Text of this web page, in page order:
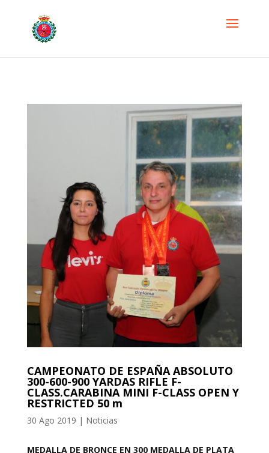
CAMPEONATO DE ESPAÑA ABSOLUTO
300-600-900 YARDAS RIFLE F-
CLASS.CARABINA MINI F-CLASS OPEN Y
RESTRICTED 50 m
30 Ago 2019 | Noticias
MEDALLA DE BRONCE EN 300 MEDALLA DE PLATA